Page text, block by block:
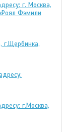
г. Москва,
Фэмили
г.Щербинка,
г.Москва,